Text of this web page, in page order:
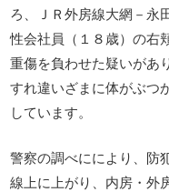
ろ、ＪＲ外房線大網－永
性会社員（１８歳）の右
重傷を負わせた疑いがあ
すれ違いざまに体がぶつ
しています。
警察の調べににより、防
線上に上がり、内房・外